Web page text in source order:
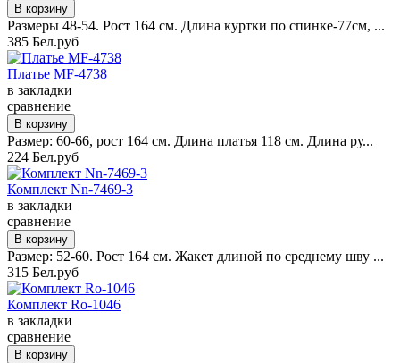
Размеры 48-54. Рост 164 см. Длина куртки по спинке-77см, ...
385 Бел.руб
Платье MF-4738
в закладки
сравнение
Размер: 60-66, рост 164 см. Длина платья 118 см. Длина ру...
224 Бел.руб
Комплект Nn-7469-3
в закладки
сравнение
Размер: 52-60. Рост 164 см. Жакет длиной по среднему шву ...
315 Бел.руб
Комплект Ro-1046
в закладки
сравнение